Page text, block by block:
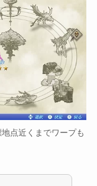
点近くまでワープも